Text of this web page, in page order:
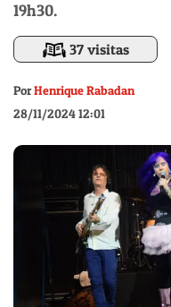
19h30.
37 visitas
PorHenrique Rabadan
28/11/2024 12:01